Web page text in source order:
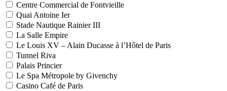
Centre Commercial de Fontvieille
Quai Antoine Ier
Stade Nautique Rainier III
La Salle Empire
Le Louis XV – Alain Ducasse à l’Hôtel de Paris
Tunnel Riva
Palais Princier
Le Spa Métropole by Givenchy
Casino Café de Paris